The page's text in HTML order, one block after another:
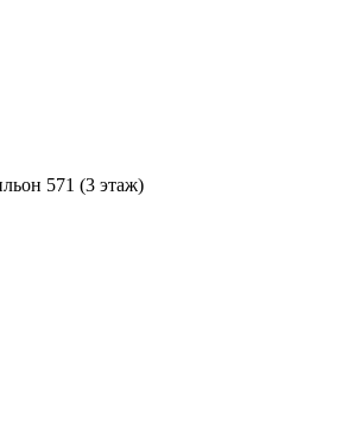
571 (3 этаж)